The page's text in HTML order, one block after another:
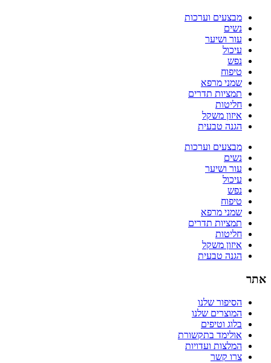
מבצעים וערכות
נשים
עור ושיער
עיכול
נפש
טיפוח
שמני מרפא
תמציות תדרים
חליטות
איזון משקל
הגנה טבעית
מבצעים וערכות
נשים
עור ושיער
עיכול
נפש
טיפוח
שמני מרפא
תמציות תדרים
חליטות
איזון משקל
הגנה טבעית
הסיפור שלנו
המוצרים שלנו
בלוג וטיפים
אולימד בתקשורת
המלצות ועדויות
צרו קשר